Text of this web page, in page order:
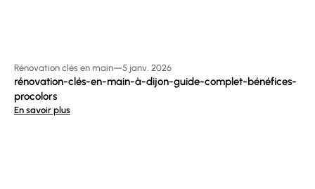
Rénovation clés en main—5 janv. 2026
rénovation-clés-en-main-à-dijon-guide-complet-bénéfices-
procolors
En savoir plus